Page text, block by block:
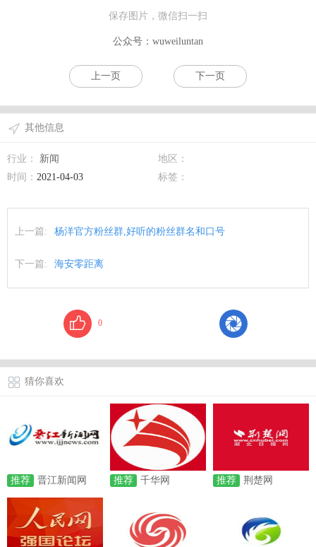
保存图片，微信扫一扫
公众号：wuweiluntan
上一页 下一页
其他信息
行业： 新闻
地区：
时间： 2021-04-03 标签：
上一篇: 杨洋官方粉丝群,好听的粉丝群名和口号
下一篇: 海安零距离
0
猜你喜欢
推荐 晋江新闻网 推荐 千华网 推荐 荆楚网